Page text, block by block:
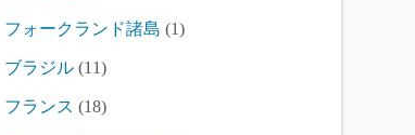
フォークランド諸島 (1)
ブラジル (11)
フランス (18)